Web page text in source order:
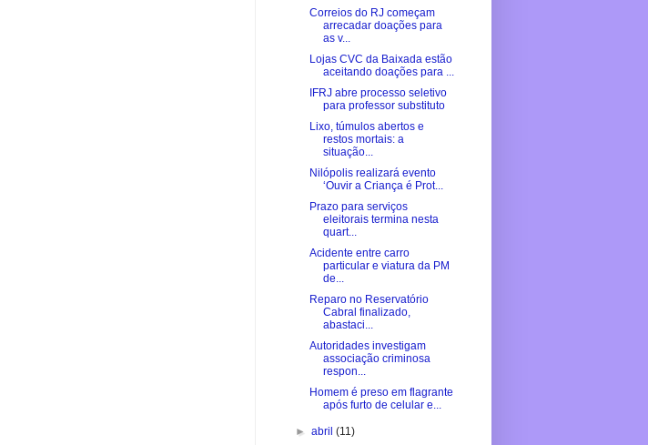
Correios do RJ começam
arrecadar doações para
as v...
Lojas CVC da Baixada estão
aceitando doações para ...
IFRJ abre processo seletivo
para professor substituto
Lixo, túmulos abertos e
restos mortais: a
situação...
Nilópolis realizará evento
‘Ouvir a Criança é Prot...
Prazo para serviços
eleitorais termina nesta
quart...
Acidente entre carro
particular e viatura da PM
de...
Reparo no Reservatório
Cabral finalizado,
abastaci...
Autoridades investigam
associação criminosa
respon...
Homem é preso em flagrante
após furto de celular e...
►abril(11)